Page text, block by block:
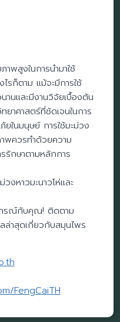
าพสูงในการนำมาใช้
ไรก็ตาม แม้จะมีการใช้
นและมีงานวิจัยเบื้องต้น
าศาสตร์ที่ชัดเจนในการ
ในมนุษย์ การใช้มะม่วง
าพควรทำด้วยความ
รักษาตามหลักการ
งหาวมะนาวโห่และ
ารณ์กับคุณ! ติดตาม
ล่าสุดเกี่ยวกับสมุนไพร
FengCaiTH